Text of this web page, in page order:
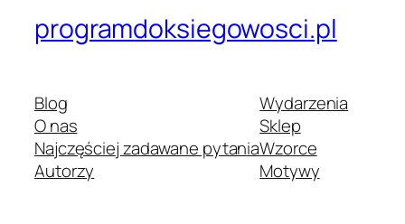
programdoksiegowosci.pl
Blog
O nas
Najczęściej zadawane pytania
Autorzy
Wydarzenia
Sklep
Wzorce
Motywy